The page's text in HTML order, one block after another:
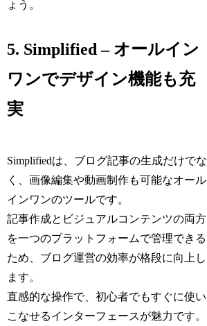
ょう。
5. Simplified – オールイン
ワンでデザイン機能も充
実
Simplifiedは、ブログ記事の生成だけでな
く、画像編集や動画制作も可能なオール
インワンのツールです。
記事作成とビジュアルコンテンツの両方
を一つのプラットフォームで管理できる
ため、ブログ運営の効率が格段に向上し
ます。
直感的な操作で、初心者でもすぐに使い
こなせるインターフェースが魅力です。